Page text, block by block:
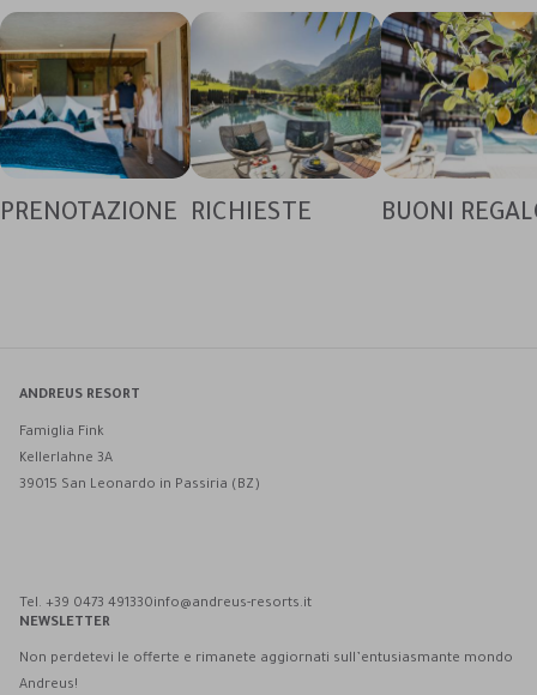
PRENOTAZIONE RICHIESTE BUONI
ANDREUS RESORT
Famiglia Fink
Kellerlahne 3A
39015 San Leonardo in Passiria (BZ)
Tel. +39 0473 491330info@andreus-resorts.it
NEWSLETTER
Non perdetevi le offerte e rimanete aggiornati sull’entusiasmante mondo
Andreus!